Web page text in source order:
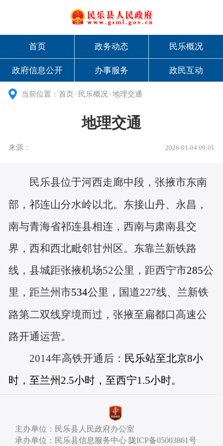
首页 政务动态 民乐概况
政府信息公开 办事服务 政民互动
当前位置：首页 > 民乐概况 >地理交通
地理交通
来源： 2026-01-04 09:01
民乐县位于河西走廊中段，张掖市东南
部，祁连山分水岭以北。东接山丹、永昌，
南与青海省祁连县相连，西南与肃南县交
界，西和西北毗邻甘州区。 东靠兰新铁路
线，县城距张掖机场52公里， 距西宁市285公
里，距兰州市534公里， 国道227线、兰新铁
路第二双线穿境而过，张掖至扁都口高速公
路开通运营。
2014年高铁开通后： 民乐站至北京8小
时，至兰州2.5小时，至西宁1.5小时。
主办单位：民乐县人民政府办公室
承办单位：民乐县信息服务中心 陇ICP备05003861号